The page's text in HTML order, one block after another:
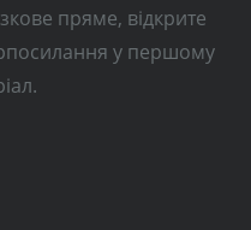
пряме, відкрите
у першому